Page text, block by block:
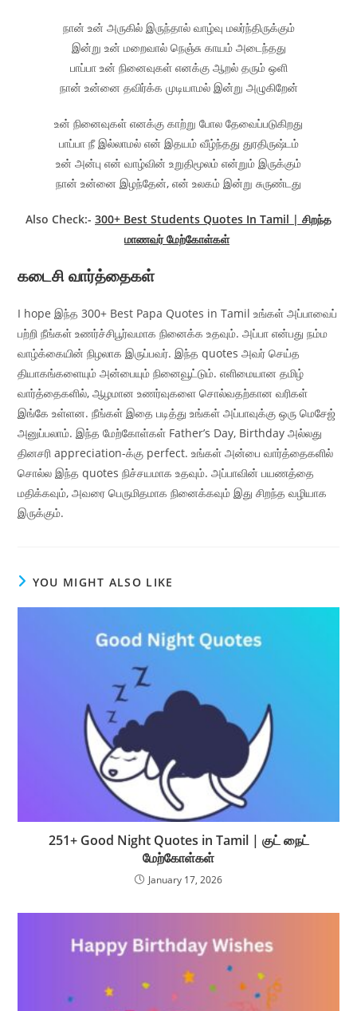
நான் உன் அருகில் இருந்தால் வாழ்வு மலர்ந்திருக்கும்
இன்று உன் மறைவால் நெஞ்சு காயம் அடைந்தது
பாப்பா உன் நினைவுகள் எனக்கு ஆறல் தரும் ஒளி
நான் உன்னை தவிர்க்க முடியாமல் இன்று அழுகிறேன்
உன் நினைவுகள் எனக்கு காற்று போல தேவைப்படுகிறது
பாப்பா நீ இல்லாமல் என் இதயம் வீழ்ந்தது துரதிருஷ்டம்
உன் அன்பு என் வாழ்வின் உறுதிமூலம் என்றும் இருக்கும்
நான் உன்னை இழந்தேன், என் உலகம் இன்று சுருண்டது
Also Check:- 300+ Best Students Quotes In Tamil | சிறந்த
மாணவர் மேற்கோள்கள்
கடைசி வார்த்தைகள்
I hope இந்த 300+ Best Papa Quotes in Tamil உங்கள் அப்பாவைப்
பற்றி நீங்கள் உணர்ச்சிபூர்வமாக நினைக்க உதவும். அப்பா என்பது நம்ம
வாழ்க்கையின் நிழலாக இருப்பவர். இந்த quotes அவர் செய்த
தியாகங்களையும் அன்பையும் நினைவூட்டும். எளிமையான தமிழ்
வார்த்தைகளில், ஆழமான உணர்வுகளை சொல்வதற்கான வரிகள்
இங்கே உள்ளன. நீங்கள் இதை படித்து உங்கள் அப்பாவுக்கு ஒரு மெசேஜ்
அனுப்பலாம். இந்த மேற்கோள்கள் Father’s Day, Birthday அல்லது
தினசரி appreciation-க்கு perfect. உங்கள் அன்பை வார்த்தைகளில்
சொல்ல இந்த quotes நிச்சயமாக உதவும். அப்பாவின் பயணத்தை
மதிக்கவும், அவரை பெருமிதமாக நினைக்கவும் இது சிறந்த வழியாக
இருக்கும்.
YOU MIGHT ALSO LIKE
251+ Good Night Quotes in Tamil | குட் நைட்
மேற்கோள்கள்
January 17, 2026